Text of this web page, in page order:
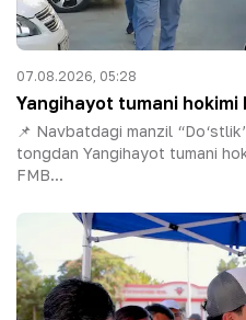
07.08.2026, 05:28
Yangihayot tumani
📌 Navbatdagi manzil
tongdan Yangihayot tumani
FMB...